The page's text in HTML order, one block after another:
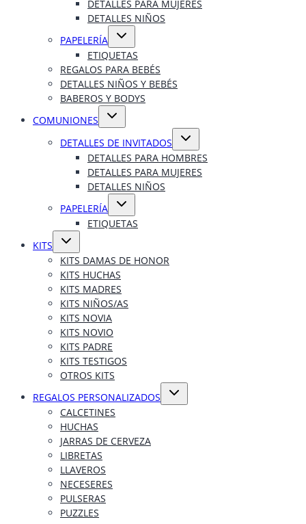
DETALLES PARA MUJERES
DETALLES NIÑOS
PAPELERÍA
Alternar
hijo
ETIQUETAS
REGALOS PARA BEBÉS
DETALLES NIÑOS Y BEBÉS
BABEROS Y BODYS
COMUNIONES
Alternar
DETALLES DE INVITADOS
Alternar
hijo
DETALLES PARA HOMBRES
DETALLES PARA MUJERES
DETALLES NIÑOS
PAPELERÍA
Alternar
hijo
ETIQUETAS
KITS
Alternar
hijo
KITS DAMAS DE HONOR
KITS HUCHAS
KITS MADRES
KITS NIÑOS/AS
KITS NOVIA
KITS NOVIO
KITS PADRE
KITS TESTIGOS
OTROS KITS
REGALOS PERSONALIZADOS
Alternar
CALCETINES
HUCHAS
JARRAS DE CERVEZA
LIBRETAS
LLAVEROS
NECESERES
PULSERAS
PUZZLES